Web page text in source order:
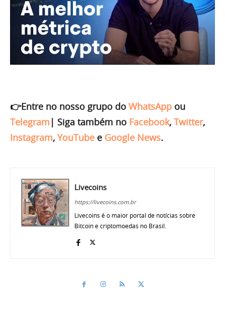
👉Entre no nosso grupo do WhatsApp ou
Telegram | Siga também no Facebook, Twitter,
Instagram, YouTube e Google News.
Livecoins
https://livecoins.com.br
Livecoins é o maior portal de notícias sobre
Bitcoin e criptomoedas no Brasil.